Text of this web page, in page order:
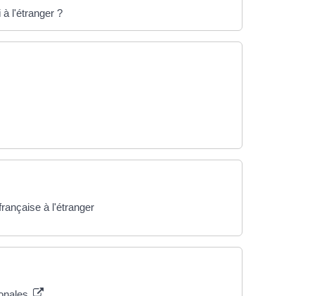
l'étranger ?
à l'étranger